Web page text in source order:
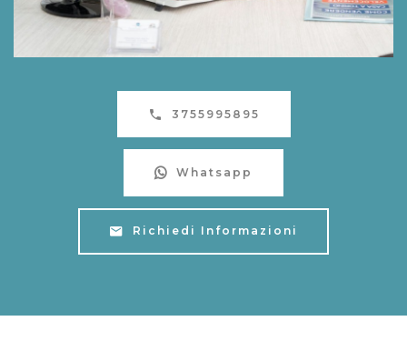
3755995895
Whatsapp
Richiedi Informazioni